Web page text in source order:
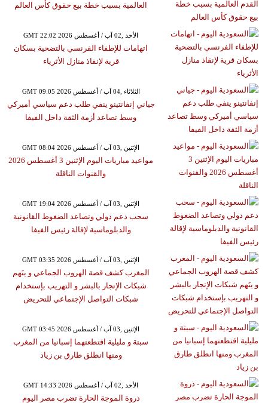
العالمية بسبب خطة بيع حقوق كأس العالم
GMT 22:02 2026 الأحد ,02 آب / أغسطس
اتهامات للإطفاء الفرنسي بالتضحية بسكان
قرية لإنقاذ منازل الأثرياء
GMT 09:05 2026 الثلاثاء ,04 آب / أغسطس
جياني إنفانتينو ينفي طلب دعم سياسي أميركي
وسط تصاعد أزمة الثقة داخل الفيفا
GMT 08:04 2026 الإثنين ,03 آب / أغسطس
مواعيد مباريات اليوم الإثنين 3 أغسطس 2026
والقنوات الناقلة
GMT 19:04 2026 الإثنين ,03 آب / أغسطس
سحب دعم دولي وتصاعد الضغوط القانونية
والدبلوماسية لإقالة رئيس الفيفا
GMT 03:35 2026 الإثنين ,03 آب / أغسطس
المغرب كشف قصة الهروب الجماعي و يتَهم
شبكات الإتجار بالبشر و التهريب بإستخدام
شبكات التواصل الإجتماعي للتحريض
GMT 03:45 2026 الإثنين ,03 آب / أغسطس
سبتة و مليلية اقتطعتهما إسبانيا من المغرب
ومنها انطلق طارق بن زياد
GMT 14:33 2026 الأحد ,02 آب / أغسطس
ذروة الموجة الحارة تضرب مصر اليوم